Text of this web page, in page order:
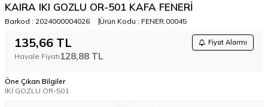
KAIRA IKI GOZLU OR-501 KAFA FENERİ
Barkod : 2024000004026 Ürün Kodu : FENER.00045
135,66 TL Fiyat Alarmı
Havale Fiyatı 128,88 TL
Öne Çıkan Bilgiler
IKI GOZLU OR-501